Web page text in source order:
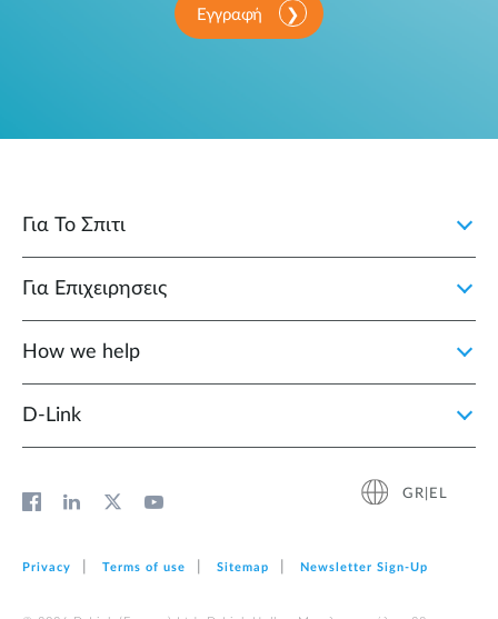
Εγγραφή
Για Το Σπιτι
Για Επιχειρησεις
How we help
D‑Link
GR|EL
Privacy Terms of use Sitemap Newsletter Sign‑Up